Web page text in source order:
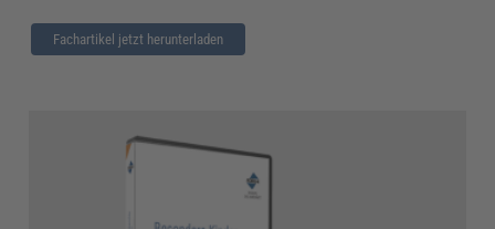
Fachartikel jetzt herunterladen